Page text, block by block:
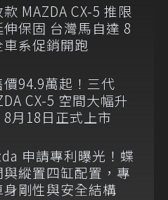
MAZDA CX-5 推限
伸保固 台灣馬自達 8
車系促銷開跑
價94.9萬起！三代
CX-5 空間大幅升
8月18日正式上市
申請專利曝光！蝶
與縱置四缸配置，專
身剛性與安全結構